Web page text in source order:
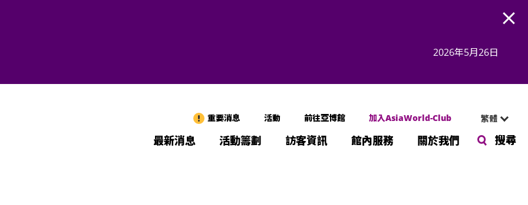
2026年5月26日
重要消息 活動 前往亞博館 加入AsiaWorld-Club 繁體
最新消息 活動籌劃 訪客資訊 館內服務 關於我們 搜尋